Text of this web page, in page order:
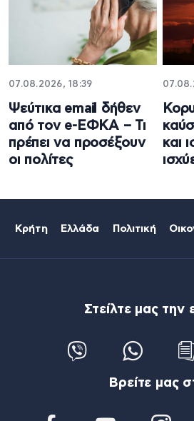
07.08.2026, 18:39
Ψεύτικα email δήθεν
από τον e-ΕΦΚΑ – Τι
πρέπει να προσέξουν
οι πολίτες
και
Κρήτη Ελλάδα Πολιτική
Στείλτε μας την
Βρείτε μας